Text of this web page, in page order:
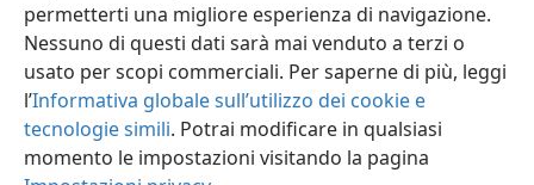
permetterti una migliore esperienza di navigazione.
Nessuno di questi dati sarà mai venduto a terzi o
usato per scopi commerciali. Per saperne di più, leggi
l’Informativa globale sull’utilizzo dei cookie e
tecnologie simili. Potrai modificare in qualsiasi
momento le impostazioni visitando la pagina
Copyright© 2026 Watch Tower Bible and Tract Society of Pennsylvania
Condizioni d’uso Informativa sulla privacy
Impostazioni privacy
Accedi